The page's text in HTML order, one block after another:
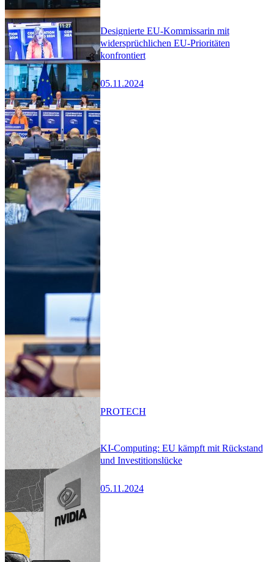
Designierte EU-Kommissarin mit
widersprüchlichen EU-Prioritäten
konfrontiert
05.11.2024
KI-Computing: EU kämpft mit Rückstand
und Investitionslücke
05.11.2024
PROTECH